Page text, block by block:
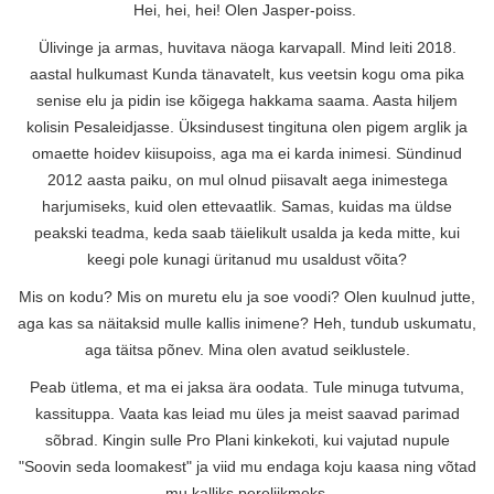
Hei, hei, hei! Olen Jasper-poiss.
Ülivinge ja armas, huvitava näoga karvapall. Mind leiti 2018.
aastal hulkumast Kunda tänavatelt, kus veetsin kogu oma pika
senise elu ja pidin ise kõigega hakkama saama. Aasta hiljem
kolisin Pesaleidjasse. Üksindusest tingituna olen pigem arglik ja
omaette hoidev kiisupoiss, aga ma ei karda inimesi. Sündinud
2012 aasta paiku, on mul olnud piisavalt aega inimestega
harjumiseks, kuid olen ettevaatlik. Samas, kuidas ma üldse
peakski teadma, keda saab täielikult usalda ja keda mitte, kui
keegi pole kunagi üritanud mu usaldust võita?
Mis on kodu? Mis on muretu elu ja soe voodi? Olen kuulnud jutte,
aga kas sa näitaksid mulle kallis inimene? Heh, tundub uskumatu,
aga täitsa põnev. Mina olen avatud seiklustele.
Peab ütlema, et ma ei jaksa ära oodata. Tule minuga tutvuma,
kassituppa. Vaata kas leiad mu üles ja meist saavad parimad
sõbrad. Kingin sulle Pro Plani kinkekoti, kui vajutad nupule
"Soovin seda loomakest" ja viid mu endaga koju kaasa ning võtad